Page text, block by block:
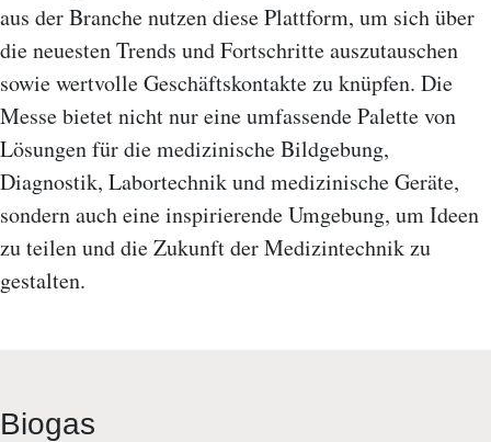
aus der Branche nutzen diese Plattform, um sich über
die neuesten Trends und Fortschritte auszutauschen
sowie wertvolle Geschäftskontakte zu knüpfen. Die
Messe bietet nicht nur eine umfassende Palette von
Lösungen für die medizinische Bildgebung,
Diagnostik, Labortechnik und medizinische Geräte,
sondern auch eine inspirierende Umgebung, um Ideen
zu teilen und die Zukunft der Medizintechnik zu
gestalten.
Biogas